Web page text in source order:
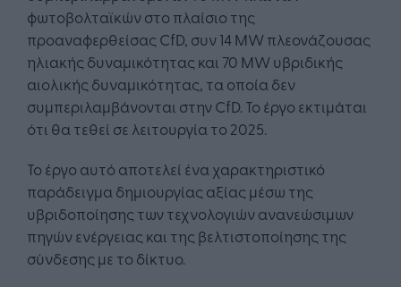
φωτοβολταϊκών στο πλαίσιο της
προαναφερθείσας CfD, συν 14 MW πλεονάζουσας
ηλιακής δυναμικότητας και 70 MW υβριδικής
αιολικής δυναμικότητας, τα οποία δεν
συμπεριλαμβάνονται στην CfD. Το έργο εκτιμάται
ότι θα τεθεί σε λειτουργία το 2025.
Το έργο αυτό αποτελεί ένα χαρακτηριστικό
παράδειγμα δημιουργίας αξίας μέσω της
υβριδοποίησης των τεχνολογιών ανανεώσιμων
πηγών ενέργειας και της βελτιστοποίησης της
σύνδεσης με το δίκτυο.